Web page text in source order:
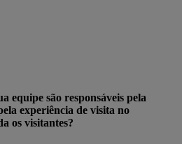
equipe são responsáveis pela
experiência de visita no
os visitantes?